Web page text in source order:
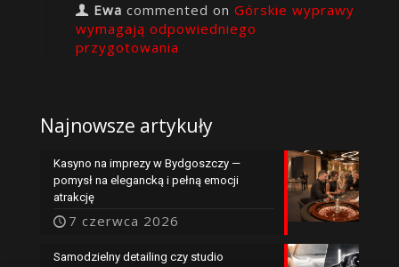
Ewa commented on Górskie wyprawy
wymagają odpowiedniego
przygotowania
Najnowsze artykuły
Kasyno na imprezy w Bydgoszczy —
pomysł na elegancką i pełną emocji
atrakcję
7 czerwca 2026
Samodzielny detailing czy studio